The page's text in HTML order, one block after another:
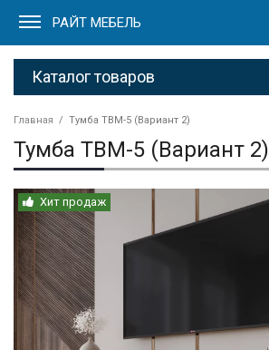
РАЙТ МЕБЕЛЬ
Каталог товаров
Главная Тумба ТВМ-5 (Вариант 2)
Тумба ТВМ-5 (Вариант 2)
Хит продаж